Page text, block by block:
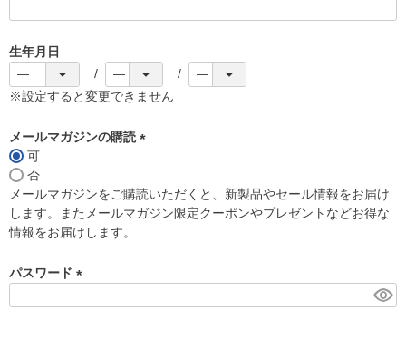
)
生年月日
※設定すると変更できません
メールマガジンの購読
須
)
可
否
メールマガジンをご購読いただくと、新製品やセール情報をお届け
します。またメールマガジン限定クーポンやプレゼントなどお得な
情報をお届けします。
パスワード